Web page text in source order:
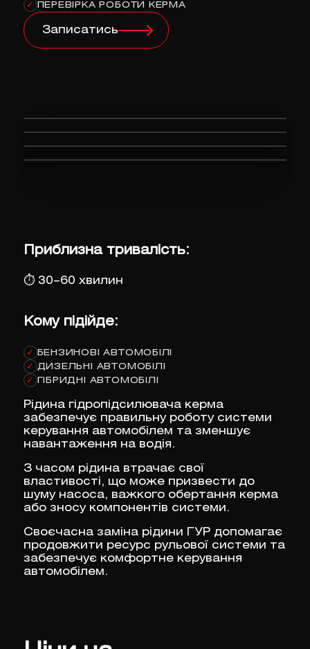
✓ ПЕРЕВІРКА РОБОТИ КЕРМА
Записатись
Приблизна тривалість:
⏱ 30–60 хвилин
Кому підійде:
✓ БЕНЗИНОВІ АВТОМОБІЛІ
✓ ДИЗЕЛЬНІ АВТОМОБІЛІ
✓ ГІБРИДНІ АВТОМОБІЛІ
Рідина гідропідсилювача керма
забезпечує правильну роботу системи
керування автомобілем та зменшує
навантаження на водія.
З часом рідина втрачає свої
властивості, що може призвести до
шуму насоса, важкого обертання керма
або зносу компонентів системи.
Своєчасна заміна рідини ГУР допомагає
продовжити ресурс рульової системи та
забезпечує комфортне керування
автомобілем.